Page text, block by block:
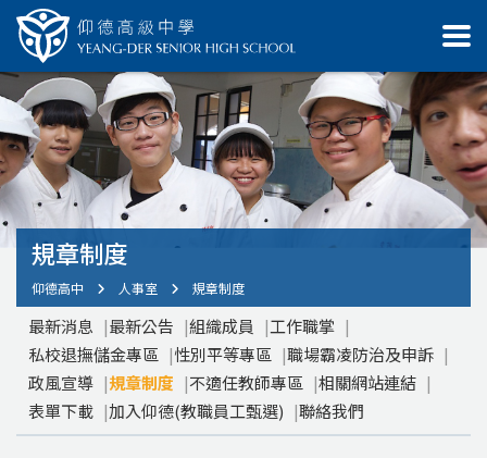
規章制度
仰德高中 人事室 規章制度
最新消息 最新公告 組織成員
工作職掌
私校退撫儲金專區
性別平等專區
職場霸凌防治及申訴
政風宣導
規章制度 不適任教師專區
相關網站連結
表單下載
加入仰德(教職員工甄選) 聯絡我們